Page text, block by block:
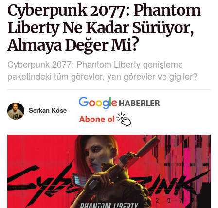
Cyberpunk 2077: Phantom
Liberty Ne Kadar Sürüyor,
Almaya Değer Mi?
Cyberpunk 2077: Phantom Liberty genişleme
paketindeki tüm görevler, yan görevler ve gig’ler?
Serkan Köse